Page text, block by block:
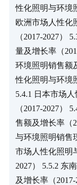
性化照明与环境
欧洲市场人性化
（2017-2027）
量及增长率（
环境照明销售额
性化照明与环境
5.4.1 日本市场
（2017-2027）
售额及增长率（
与环境照明销售
市场人性化照明
2027） 5.5.2 东
及增长率（